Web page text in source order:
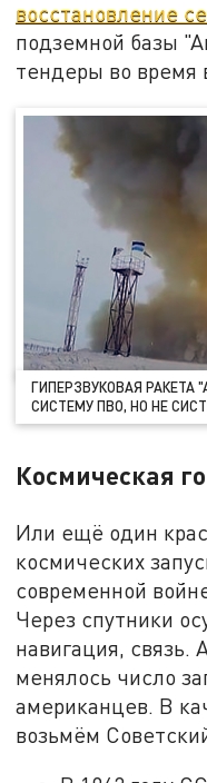
восстановление
подземной базы
тендеры во время
ГИПЕРЗВУКОВАЯ РАКЕТА
СИСТЕМУ ПВО, НО НЕ
Космическая
Или ещё один
космических
современной
Через спутники
навигация, связь.
менялось число
американцев. В
возьмём